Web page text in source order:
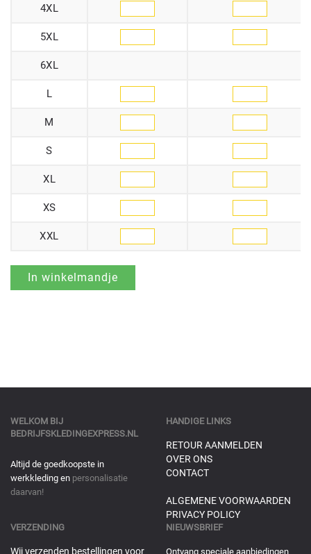
4XL
5XL
6XL
L
M
S
XL
XS
XXL
WELKOM BIJ
BEDRIJFSKLEDINGEXPRESS.NL
Altijd de goedkoopste in
werkkleding en personalisatie
daarvan!
HANDIGE LINKS
RETOUR AANMELDEN
OVER ONS
CONTACT
ALGEMENE VOORWAARDEN
PRIVACY POLICY
VERZENDING
Wij verzenden bestellingen voor
NIEUWSBRIEF
Ontvang speciale aanbiedingen